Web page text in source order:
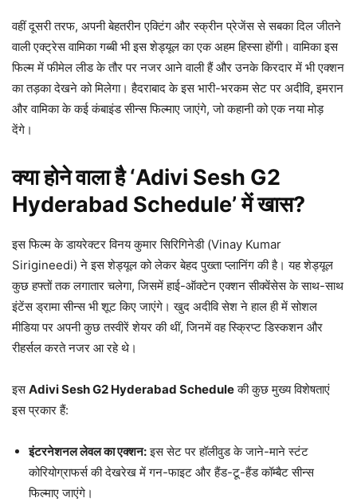
वहीं दूसरी तरफ, अपनी बेहतरीन एक्टिंग और स्क्रीन प्रेजेंस से सबका दिल जीतने
वाली एक्ट्रेस वामिका गब्बी भी इस शेड्यूल का एक अहम हिस्सा होंगी। वामिका इस
फिल्म में फीमेल लीड के तौर पर नजर आने वाली हैं और उनके किरदार में भी एक्शन
का तड़का देखने को मिलेगा। हैदराबाद के इस भारी-भरकम सेट पर अदीवि, इमरान
और वामिका के कई कंबाइंड सीन्स फिल्माए जाएंगे, जो कहानी को एक नया मोड़
देंगे।
क्या होने वाला है ‘Adivi Sesh G2
Hyderabad Schedule’ में खास?
इस फिल्म के डायरेक्टर विनय कुमार सिरिगिनेडी (Vinay Kumar
Sirigineedi) ने इस शेड्यूल को लेकर बेहद पुख्ता प्लानिंग की है। यह शेड्यूल
कुछ हफ्तों तक लगातार चलेगा, जिसमें हाई-ऑक्टेन एक्शन सीक्वेंसेस के साथ-साथ
इंटेंस ड्रामा सीन्स भी शूट किए जाएंगे। खुद अदीवि सेश ने हाल ही में सोशल
मीडिया पर अपनी कुछ तस्वीरें शेयर की थीं, जिनमें वह स्क्रिप्ट डिस्कशन और
रीहर्सल करते नजर आ रहे थे।
इसAdivi Sesh G2 Hyderabad Scheduleकी कुछ मुख्य विशेषताएं
इस प्रकार हैं:
इंटरनेशनल लेवल का एक्शन:इस सेट पर हॉलीवुड के जाने-माने स्टंट
कोरियोग्राफर्स की देखरेख में गन-फाइट और हैंड-टू-हैंड कॉम्बैट सीन्स
फिल्माए जाएंगे।